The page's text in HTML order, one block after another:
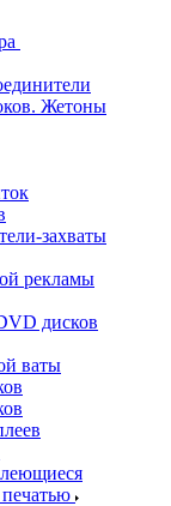
Жетоны
захваты
рекламы
дисков
ваты